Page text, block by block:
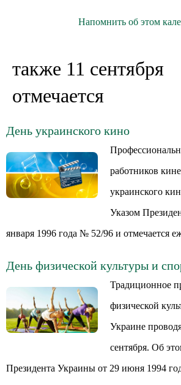
Напомнить об этом
также 11 сентября
отмечается
День украинского кино
работников
украинского
Указом
января 1996 года № 52/96 и отмечается
День физической культуры и
Традиционное
физической
Украине
сентября. Об
Президента Украины от 29 июня 1994